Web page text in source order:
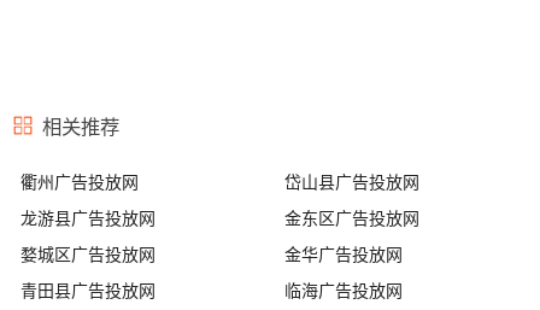
相关推荐
衢州广告投放网
岱山县广告投放网
龙游县广告投放网
金东区广告投放网
婺城区广告投放网
金华广告投放网
青田县广告投放网
临海广告投放网